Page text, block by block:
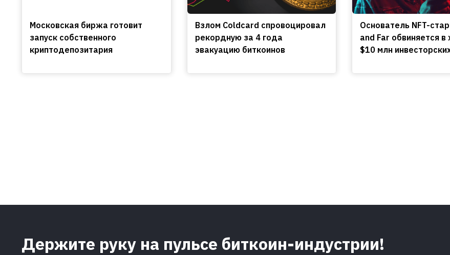
Московская биржа готовит
запуск собственного
криптодепозитария
Взлом Coldcard спровоцировал
рекордную за 4 года
эвакуацию биткоинов
Основатель NFT-
and Far обвиняется в
$10 млн
Держите руку на пульсе биткоин-индустрии!